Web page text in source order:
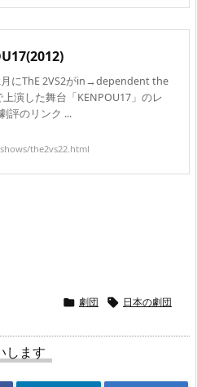
にThE 2VS2がin→dependent the
演した舞台「KENPOU17」のレ
評のリンク ...
the2vs22.html
 劇団  日本の劇団
します